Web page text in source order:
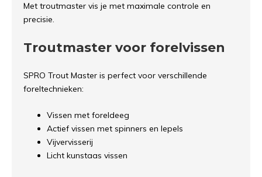
Met troutmaster vis je met maximale controle en
precisie.
Troutmaster voor forelvissen
SPRO Trout Master is perfect voor verschillende
foreltechnieken:
Vissen met foreldeeg
Actief vissen met spinners en lepels
Vijvervisserij
Licht kunstaas vissen